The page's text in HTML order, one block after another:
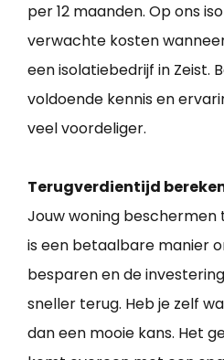
per 12 maanden. Op ons
verwachte kosten
een isolatiebedrijf in Zeist.
voldoende kennis en
veel voordeliger.
Terugverdientijd
Jouw woning
is een betaalbare manier
besparen en de
sneller terug. Heb je zelf
dan een mooie kans. Het